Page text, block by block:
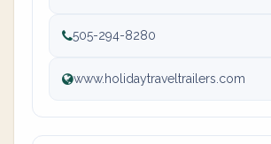
505-294-8280
www.holidaytraveltrailers.com